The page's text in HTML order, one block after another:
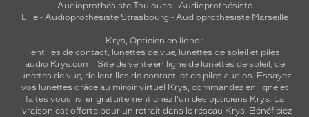
Audioprothésiste Toulouse- Audioprothésiste
Lille- Audioprothésiste Strasbourg - Audioprothésiste Marseille
Krys, Opticien en ligne :
lentilles de contact, lunettes de vue, lunettes de soleil et piles
audio Krys.com : Site de vente en ligne de lunettes de soleil, de
lunettes de vue, de lentilles de contact, et de piles audios. Essayez
vos lunettes grâce au miroir virtuel Krys, commandez en ligne et
faites vous livrer gratuitement chez l'un des opticiens Krys. La
livraison est offerte pour un retrait dans le réseau Krys. Bénéficiez